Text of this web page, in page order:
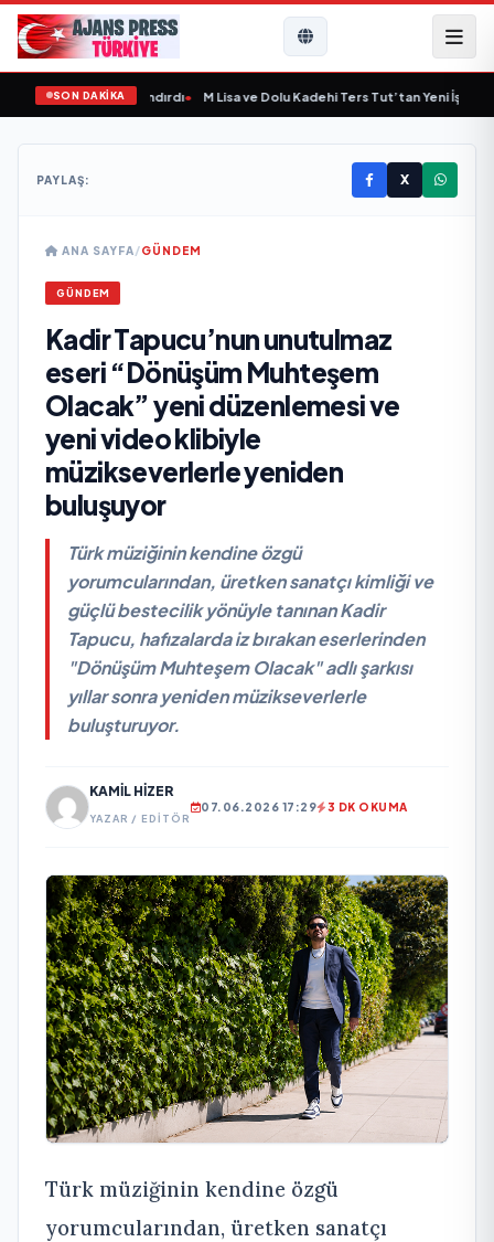
SON DAKİKA
Bir Marka Kazandırdı• M Lisa ve Dolu Kadehi Ters Tut’tan Yeni İş Birliği:
PAYLAŞ: X
ANA SAYFA/GÜNDEM
GÜNDEM
Kadir Tapucu’nun unutulmaz
eseri “Dönüşüm Muhteşem
Olacak” yeni düzenlemesi ve
yeni video klibiyle
müzikseverlerle yeniden
buluşuyor
Türk müziğinin kendine özgü
yorumcularından, üretken sanatçı kimliği ve
güçlü bestecilik yönüyle tanınan Kadir
Tapucu, hafızalarda iz bırakan eserlerinden
"Dönüşüm Muhteşem Olacak" adlı şarkısı
yıllar sonra yeniden müzikseverlerle
buluşturuyor.
KAMIL HIZER
YAZAR / EDITÖR
07.06.2026 17:29 3 DK OKUMA
Türk müziğinin kendine özgü
yorumcularından, üretken sanatçı